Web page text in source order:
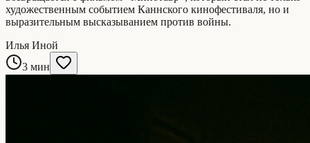
художественным событием Каннского кинофестиваля, но и
выразительным высказыванием против войны.
Илья Иной
3 мин